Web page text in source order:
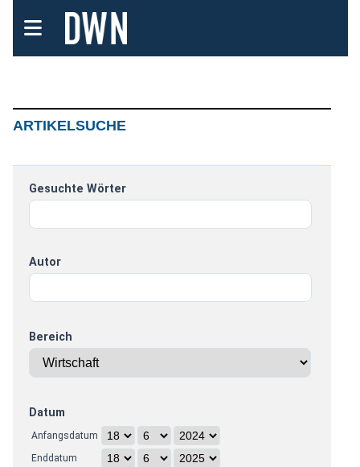
ARTIKELSUCHE
Gesuchte Wörter
Autor
Bereich
Datum
Anfangsdatum
Enddatum